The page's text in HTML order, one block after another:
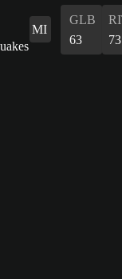
MI
GLB
63
73